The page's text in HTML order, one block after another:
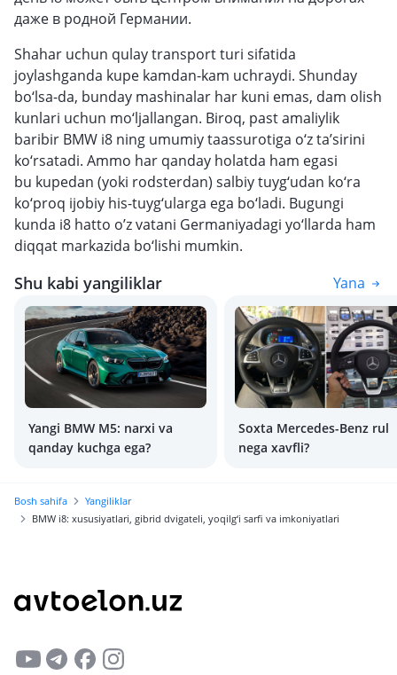
даже в родной Германии.
Shahar uchun qulay transport turi sifatida
joylashganda kupe kamdan-kam uchraydi. Shunday
bo‘lsa-da, bunday mashinalar har kuni emas, dam olish
kunlari uchun mo‘ljallangan. Biroq, past amaliylik
baribir BMW i8 ning umumiy taassurotiga o‘z ta’sirini
ko‘rsatadi. Ammo har qanday holatda ham egasi
bu kupedan (yoki rodsterdan) salbiy tuyg‘udan ko‘ra
ko‘proq ijobiy his-tuyg‘ularga ega bo‘ladi. Bugungi
kunda i8 hatto o’z vatani Germaniyadagi yo‘llarda ham
diqqat markazida bo‘lishi mumkin.
Shu kabi yangiliklar Yana
Yangi BMW M5: narxi va
qanday kuchga ega?
Soxta Mercedes-Benz rul
nega xavfli?
Bosh sahifa
Yangiliklar
BMW i8: xususiyatlari, gibrid dvigateli, yoqilg‘i sarfi va imkoniyatlari